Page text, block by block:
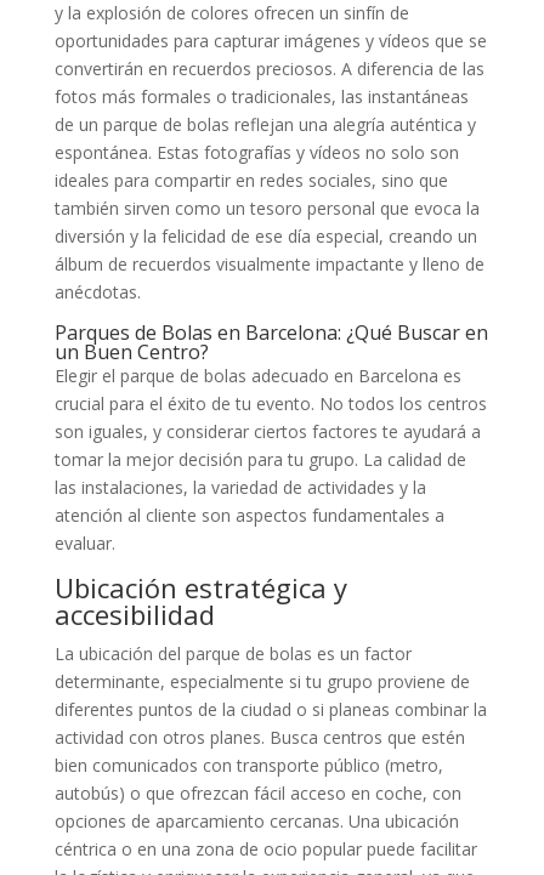
y la explosión de colores ofrecen un sinfín de
oportunidades para capturar imágenes y vídeos que se
convertirán en recuerdos preciosos. A diferencia de las
fotos más formales o tradicionales, las instantáneas
de un parque de bolas reflejan una alegría auténtica y
espontánea. Estas fotografías y vídeos no solo son
ideales para compartir en redes sociales, sino que
también sirven como un tesoro personal que evoca la
diversión y la felicidad de ese día especial, creando un
álbum de recuerdos visualmente impactante y lleno de
anécdotas.
Parques de Bolas en Barcelona: ¿Qué Buscar en
un Buen Centro?
Elegir el parque de bolas adecuado en Barcelona es
crucial para el éxito de tu evento. No todos los centros
son iguales, y considerar ciertos factores te ayudará a
tomar la mejor decisión para tu grupo. La calidad de
las instalaciones, la variedad de actividades y la
atención al cliente son aspectos fundamentales a
evaluar.
Ubicación estratégica y
accesibilidad
La ubicación del parque de bolas es un factor
determinante, especialmente si tu grupo proviene de
diferentes puntos de la ciudad o si planeas combinar la
actividad con otros planes. Busca centros que estén
bien comunicados con transporte público (metro,
autobús) o que ofrezcan fácil acceso en coche, con
opciones de aparcamiento cercanas. Una ubicación
céntrica o en una zona de ocio popular puede facilitar